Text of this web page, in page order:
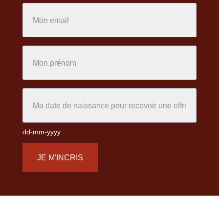
dd-mm-yyyy
JE M'INCRIS